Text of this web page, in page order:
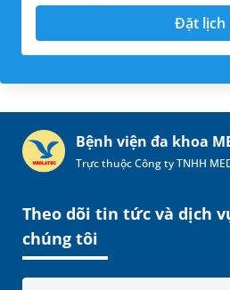
Đặt lịch
Bệnh viện đa khoa
Trực thuộc Công ty TNHH
Theo dõi tin tức và dịch
chúng tôi